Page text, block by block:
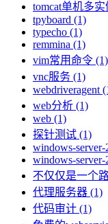
tomcat单机多实
tpyboard (1)
typecho (1)
remmina (1)
vim常用命令 (1)
vnc服务 (1)
webdriveragent
web分析 (1)
web (1)
探针测试 (1)
windows-
windows-server-
不仅仅是一个
代理服务器 (1)
代码审计 (1)